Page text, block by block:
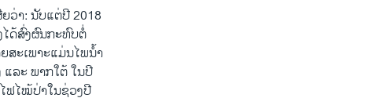
ວ່າ: ນັບແຕ່ປີ 2018
ໄດ້ສົ່ງຜົນກະທົບຕໍ່
ສະເພາະແມ່ນໄພນໍ້າ
ລະ ພາກໃຕ້ ໃນປີ
ຟໄໝ້ປ່າໃນຊ່ວງປີ